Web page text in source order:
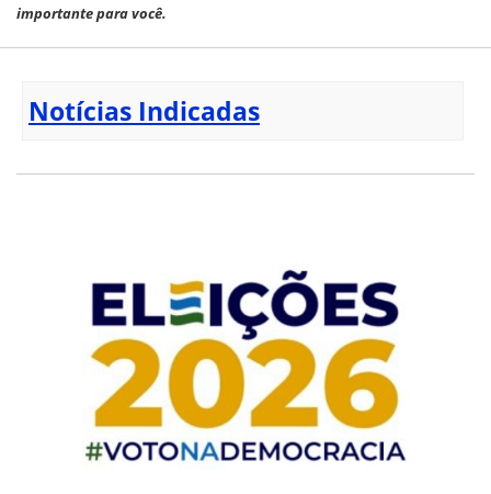
importante para você.
Notícias Indicadas